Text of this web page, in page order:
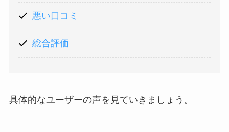
悪い口コミ
総合評価
具体的なユーザーの声を見ていきましょう。